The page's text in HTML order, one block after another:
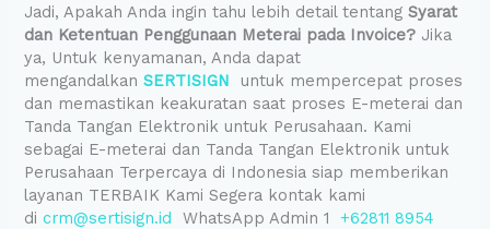
Jadi, Apakah Anda ingin tahu lebih detail tentangSyarat
dan Ketentuan Penggunaan Meterai pada Invoice? Jika
ya, Untuk kenyamanan, Anda dapat
mengandalkanSERTISIGN
untuk mempercepat proses
dan memastikan keakuratan saat proses E-meterai dan
Tanda Tangan Elektronik untuk Perusahaan. Kami
sebagai E-meterai dan Tanda Tangan Elektronik untuk
Perusahaan Terpercaya di Indonesia siap memberikan
layanan TERBAIK Kami Segera kontak kami
dicrm@sertisign.id WhatsApp Admin 1+62811 8954